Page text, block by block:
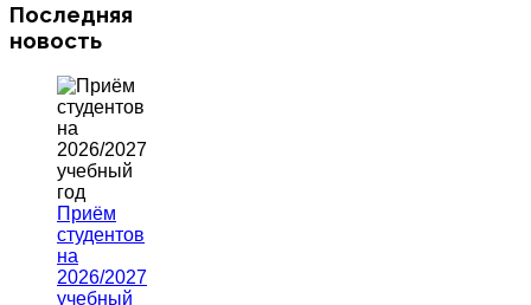
Последняя
новость
Приём
студентов
на
2026/2027
учебный